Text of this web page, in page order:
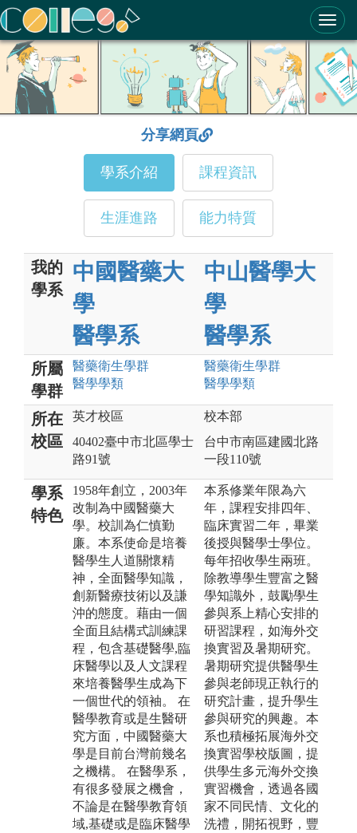
ColleGo! 大學選才與高中育才輔助系統
分享網頁
學系介紹 課程資訊
生涯進路 能力特質
我的
學系
中國醫藥大
學
醫學系
中山醫學大
學
醫學系
所屬
學群
醫藥衛生學群
醫學學類
醫藥衛生學群
醫學學類
所在
校區
英才校區
40402臺中市北區學士
路91號
校本部
台中市南區建國北路
一段110號
學系
特色
1958年創立，2003年
改制為中國醫藥大
學。校訓為仁慎勤
廉。本系使命是培養
醫學生人道關懷精
神，全面醫學知識，
創新醫療技術以及謙
沖的態度。藉由一個
全面且結構式訓練課
程，包含基礎醫學,臨
床醫學以及人文課程
來培養醫學生成為下
一個世代的領袖。 在
醫學教育或是生醫研
究方面，中國醫藥大
學是目前台灣前幾名
之機構。 在醫學系，
有很多發展之機會，
不論是在醫學教育領
域,基礎或是臨床醫學
本系修業年限為六
年，課程安排四年、
臨床實習二年，畢業
後授與醫學士學位。
每年招收學生兩班。
除教導學生豐富之醫
學知識外，鼓勵學生
參與系上精心安排的
研習課程，如海外交
換實習及暑期研究。
暑期研究提供醫學生
參與老師現正執行的
研究計畫，提升學生
參與研究的興趣。本
系也積極拓展海外交
換實習學校版圖，提
供學生多元海外交換
實習機會，透過各國
家不同民情、文化的
洗禮，開拓視野，豐